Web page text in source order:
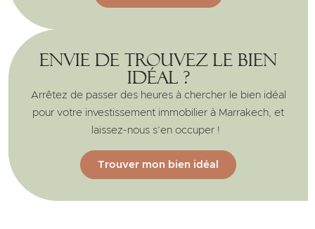
Envie de trouvez le bien
idéal ?
Arrêtez de passer des heures à chercher le bien idéal
pour votre investissement immobilier à Marrakech, et
laissez-nous s’en occuper !
Trouver mon bien idéal